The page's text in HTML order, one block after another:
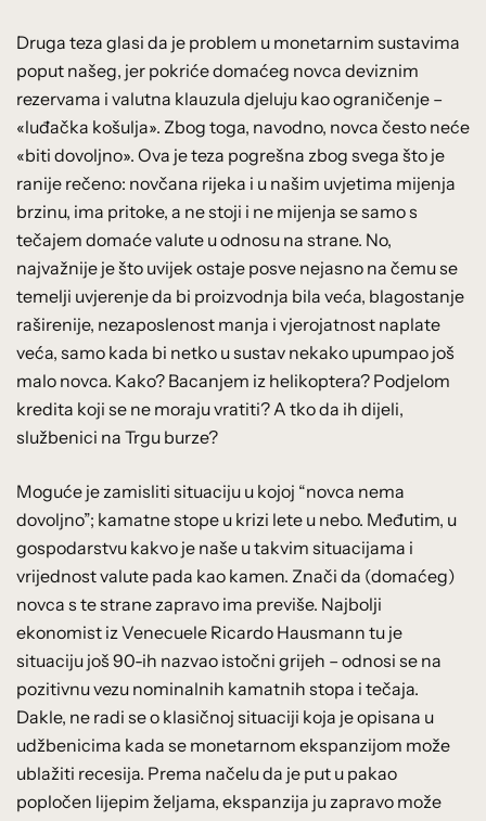
Druga teza glasi da je problem u monetarnim sustavima
poput našeg, jer pokriće domaćeg novca deviznim
rezervama i valutna klauzula djeluju kao ograničenje –
«luđačka košulja». Zbog toga, navodno, novca često neće
«biti dovoljno». Ova je teza pogrešna zbog svega što je
ranije rečeno: novčana rijeka i u našim uvjetima mijenja
brzinu, ima pritoke, a ne stoji i ne mijenja se samo s
tečajem domaće valute u odnosu na strane. No,
najvažnije je što uvijek ostaje posve nejasno na čemu se
temelji uvjerenje da bi proizvodnja bila veća, blagostanje
raširenije, nezaposlenost manja i vjerojatnost naplate
veća, samo kada bi netko u sustav nekako upumpao još
malo novca. Kako? Bacanjem iz helikoptera? Podjelom
kredita koji se ne moraju vratiti? A tko da ih dijeli,
službenici na Trgu burze?
Moguće je zamisliti situaciju u kojoj “novca nema
dovoljno”; kamatne stope u krizi lete u nebo. Međutim, u
gospodarstvu kakvo je naše u takvim situacijama i
vrijednost valute pada kao kamen. Znači da (domaćeg)
novca s te strane zapravo ima previše. Najbolji
ekonomist iz Venecuele Ricardo Hausmann tu je
situaciju još 90-ih nazvao istočni grijeh – odnosi se na
pozitivnu vezu nominalnih kamatnih stopa i tečaja.
Dakle, ne radi se o klasičnoj situaciji koja je opisana u
udžbenicima kada se monetarnom ekspanzijom može
ublažiti recesija. Prema načelu da je put u pakao
popločen lijepim željama, ekspanzija ju zapravo može